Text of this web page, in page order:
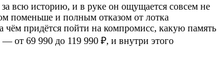
всю историю, и в руке он ощущается совсем не
поменьше и полным отказом от лотка
чём придётся пойти на компромисс, какую память
от 69 990 до 119 990 ₽, и внутри этого